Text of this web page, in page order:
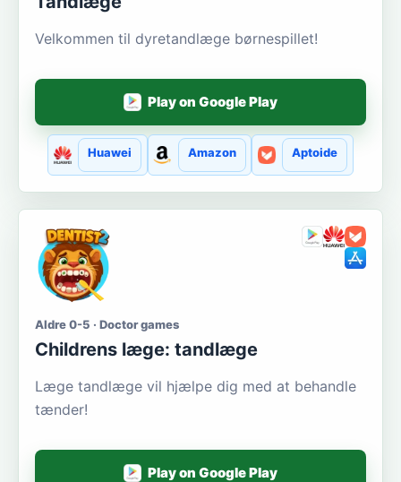
Velkommen til dyretandlæge børnespillet!
Play on Google Play
Huawei Amazon Aptoide
Aldre 0-5 · Doctor games
Сhildrens læge: tandlæge
Læge tandlæge vil hjælpe dig med at behandle
tænder!
Play on Google Play